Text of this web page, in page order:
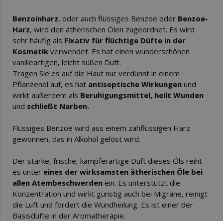
Benzoinharz, oder auch flüssiges Benzoe oder Benzoe-
Harz, wird den ätherischen Ölen zugeordnet. Es wird
sehr häufig als Fixativ für flüchtige Düfte in der
Kosmetik verwendet. Es hat einen wunderschönen
vanilleartigen, leicht süßen Duft.
Tragen Sie es auf die Haut nur verdünnt in einem
Pflanzenöl auf, es hat antiseptische Wirkungen und
wirkt außerdem als Beruhigungsmittel, heilt Wunden
und schließt Narben.
Flüssiges Benzoe wird aus einem zähflüssigen Harz
gewonnen, das in Alkohol gelöst wird.
Der starke, frische, kampferartige Duft dieses Öls reiht
es unter eines der wirksamsten ätherischen Öle bei
allen Atembeschwerden ein. Es unterstützt die
Konzentration und wirkt günstig auch bei Migräne, reinigt
die Luft und fördert die Wundheilung. Es ist einer der
Basisdüfte in der Aromatherapie.